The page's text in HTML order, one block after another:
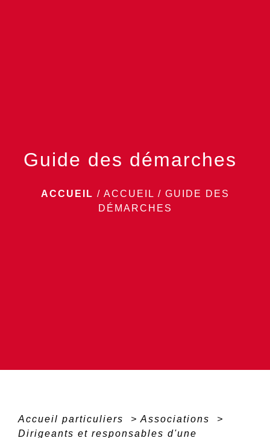
Guide des démarches
ACCUEIL / ACCUEIL / GUIDE DES
DÉMARCHES
Accueil particuliers > Associations
>
Dirigeants et responsables d'une